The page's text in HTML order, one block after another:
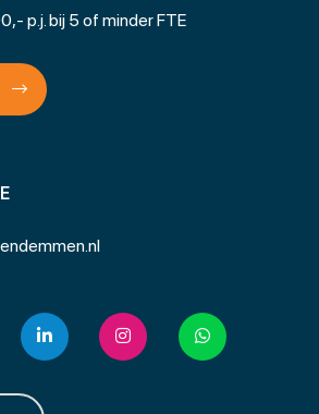
p.j. bij 5 of minder FTE